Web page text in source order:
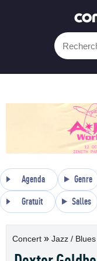
Agenda Genre
Gratuit Salles
Concert » Jazz /